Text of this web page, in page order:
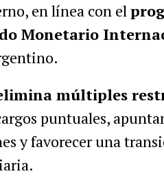
en línea con el
Monetario
múltiples
puntuales,
y favorecer una